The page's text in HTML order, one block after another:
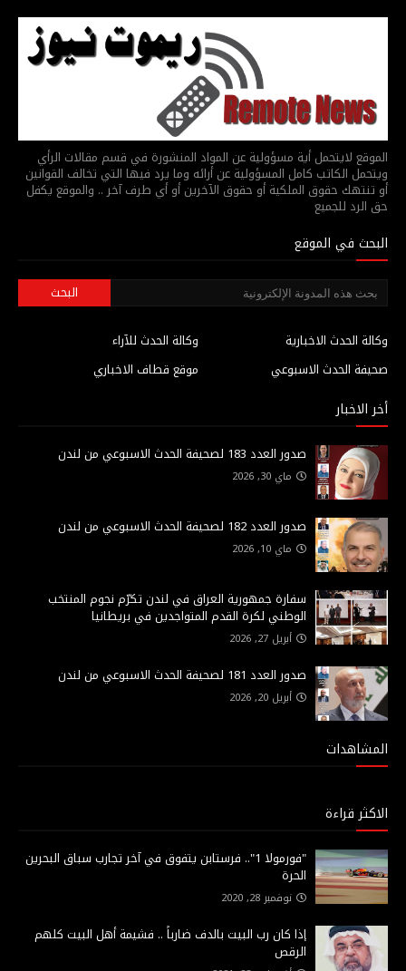
الموقع لايتحمل أية مسؤولية عن المواد المنشورة في قسم مقالات الرأي
ويتحمل الكاتب كامل المسؤولية عن أرائه وما يرد فيها التي تخالف القوانين
أو تنتهك حقوق الملكية أو حقوق الآخرين أو أي طرف آخر .. والموقع يكفل
حق الرد للجميع
البحث في الموقع
وكالة الحدث للآراء
وكالة الحدث الاخبارية
موقع قطاف الاخباري
صحيفة الحدث الاسبوعي
أخر الاخبار
صدور العدد 183 لصحيفة الحدث الاسبوعي من لندن
ماي 30, 2026
صدور العدد 182 لصحيفة الحدث الاسبوعي من لندن
ماي 10, 2026
سفارة جمهورية العراق في لندن تكرّم نجوم المنتخب
الوطني لكرة القدم المتواجدين في بريطانيا
أبريل 27, 2026
صدور العدد 181 لصحيفة الحدث الاسبوعي من لندن
أبريل 20, 2026
المشاهدات
الاكثر قراءة
"فورمولا 1".. فرستابن يتفوق في آخر تجارب سباق البحرين
الحرة
نوفمبر 28, 2020
إذا كان رب البيت بالدف ضارباً .. فشيمة أهل البيت كلهم
الرقص